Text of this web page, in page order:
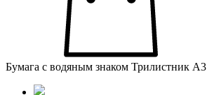
Бумага с водяным знаком Трилистник А3